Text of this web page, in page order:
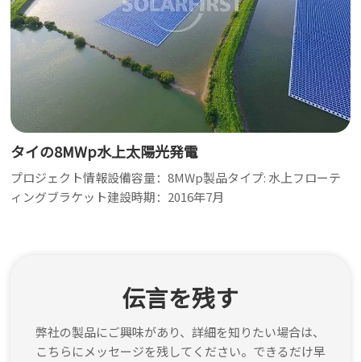
タイの8MWp水上太陽光発電
プロジェクト情報設備容量：8MWp製品タイプ: 水上フローテ
ィングブラケット建設時期：2016年7月
伝言を残す
弊社の製品にご興味があり、詳細を知りたい場合は、
こちらにメッセージを残してください。できるだけ早